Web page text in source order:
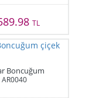
TL
Boncuğum
AR0040